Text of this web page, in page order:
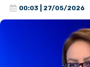
00:03 | 27/05/2026